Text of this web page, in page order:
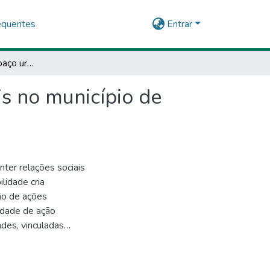
Entrar
Associativismo e espaço urbano: relações territoriais no município de Serrinha/BA
no município de
relações sociais
cria
de ações
de ação
vinculadas